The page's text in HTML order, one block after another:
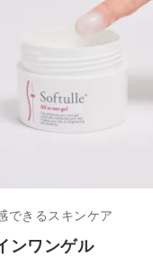
ンワンゲル
できるスキンケア